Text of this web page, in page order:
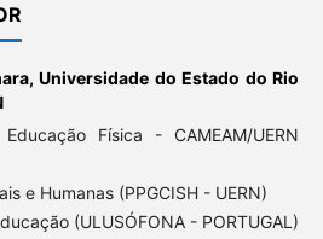
Universidade do Estado do Rio
Física - CAMEAM/UERN
e Humanas (PPGCISH - UERN)
(ULUSÓFONA - PORTUGAL)